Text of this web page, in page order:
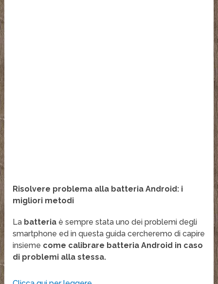
Risolvere problema alla batteria Android: i
migliori metodi
La batteria è sempre stata uno dei problemi degli
smartphone ed in questa guida cercheremo di capire
insieme come calibrare batteria Android in caso
di problemi alla stessa.